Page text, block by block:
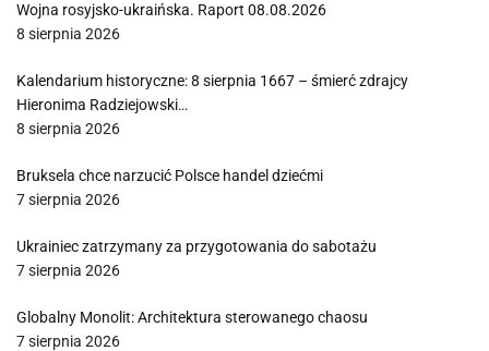
Wojna rosyjsko-ukraińska. Raport 08.08.2026
8 sierpnia 2026
Kalendarium historyczne: 8 sierpnia 1667 – śmierć zdrajcy
Hieronima Radziejowski…
8 sierpnia 2026
Bruksela chce narzucić Polsce handel dziećmi
7 sierpnia 2026
Ukrainiec zatrzymany za przygotowania do sabotażu
7 sierpnia 2026
Globalny Monolit: Architektura sterowanego chaosu
7 sierpnia 2026